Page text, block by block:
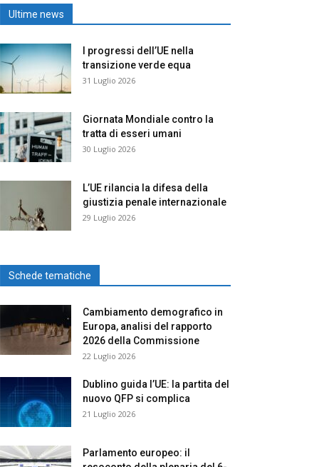
Ultime news
I progressi dell’UE nella
transizione verde equa
31 Luglio 2026
Giornata Mondiale contro la
tratta di esseri umani
30 Luglio 2026
L’UE rilancia la difesa della
giustizia penale internazionale
29 Luglio 2026
Schede tematiche
Cambiamento demografico in
Europa, analisi del rapporto
2026 della Commissione
22 Luglio 2026
Dublino guida l’UE: la partita del
nuovo QFP si complica
21 Luglio 2026
Parlamento europeo: il